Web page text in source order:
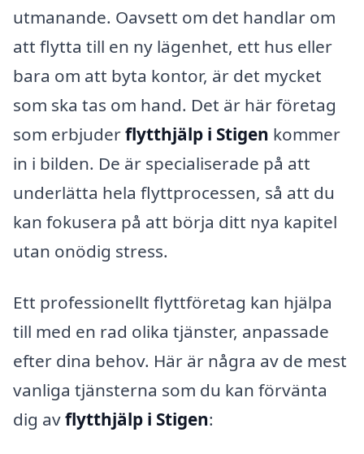
utmanande. Oavsett om det handlar om
att flytta till en ny lägenhet, ett hus eller
bara om att byta kontor, är det mycket
som ska tas om hand. Det är här företag
som erbjuderflytthjälp i Stigen kommer
in i bilden. De är specialiserade på att
underlätta hela flyttprocessen, så att du
kan fokusera på att börja ditt nya kapitel
utan onödig stress.
Ett professionellt flyttföretag kan hjälpa
till med en rad olika tjänster, anpassade
efter dina behov. Här är några av de mest
vanliga tjänsterna som du kan förvänta
dig avflytthjälp i Stigen: